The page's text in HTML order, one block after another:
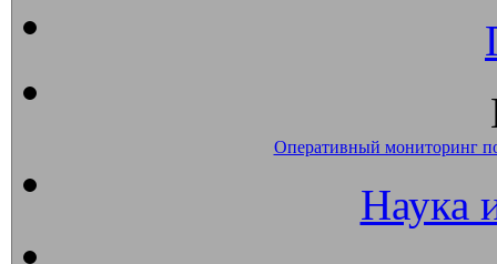
Оперативный мониторинг
Наука